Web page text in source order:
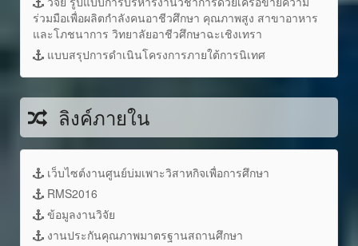
ร่วมมือเพื่อผลิตกำลังคนอาชีวศึกษา คุณภาพสูง สาขาอาหาร
และโภชนาการ วิทยาลัยอาชีวศึกษาฉะเชิงเทรา
แบบสรุปการดำเนินโครงการภายใต้การนิเทศ
ลิงค์ภายใน
เว็บไซต์งานศูนย์บ่มเพาะวิสาหกิจเพื่อการศึกษา
RMS2016
ข้อมูลงานวิจัย
งานประกันคุณภาพมาตรฐานสถานศึกษา